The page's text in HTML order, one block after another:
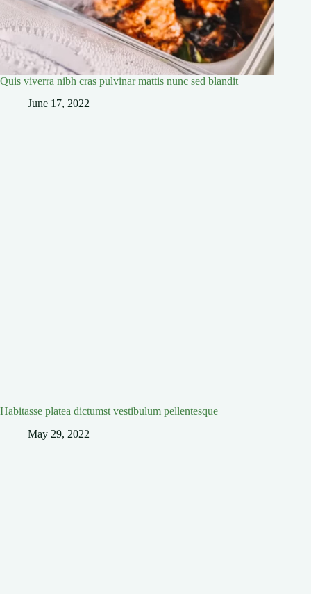
Quis viverra nibh cras pulvinar mattis nunc sed blandit
June 17, 2022
Habitasse platea dictumst vestibulum pellentesque
May 29, 2022